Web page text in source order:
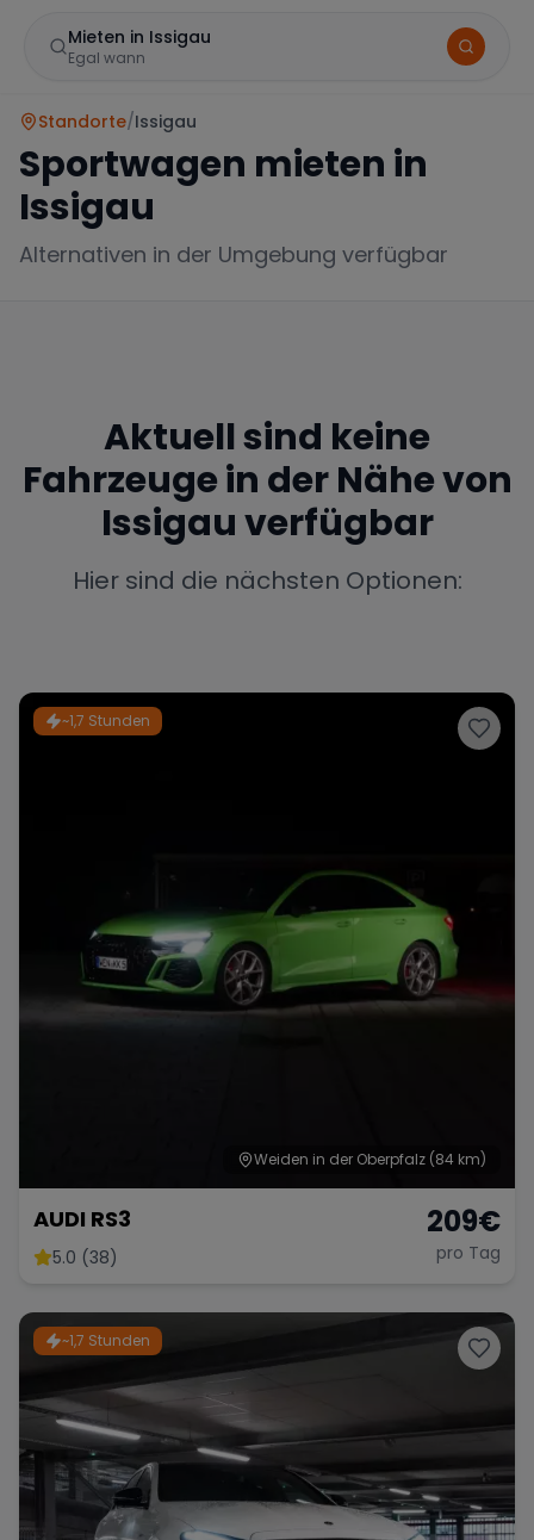
Mieten in Issigau
Egal wann
Mercedes BMW Audi
Bentley Rolls Royce Aston Martin
Corvette
Standorte/Issigau
Sportwagen mieten in
Issigau
Alternativen in der Umgebung verfügbar
Aktuell sind keine
Fahrzeuge in der Nähe von
Issigauverfügbar
Hier sind die nächsten Optionen:
~1,7 Stunden
Weiden in der Oberpfalz (84 km)
AUDI RS3
5.0 (38)
209€
pro Tag
~1,7 Stunden